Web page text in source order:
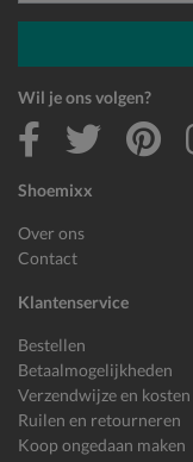
Shoemixx
Over ons
Contact
Klantenservice
Bestellen
Betaalmogelijkheden
Verzendwijze en kosten
Ruilen en retourneren
Koop ongedaan maken
E-mailadres
Wil je ons volgen?